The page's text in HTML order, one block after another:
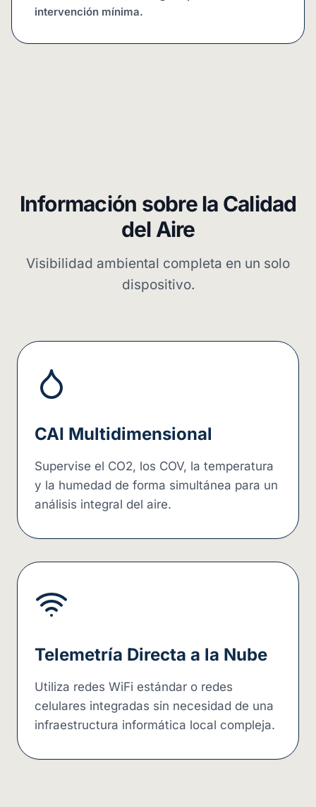
intervención mínima.
Información sobre la Calidad
del Aire
Visibilidad ambiental completa en un solo
dispositivo.
CAI Multidimensional
Supervise el CO2, los COV, la temperatura
y la humedad de forma simultánea para un
análisis integral del aire.
Telemetría Directa a la Nube
Utiliza redes WiFi estándar o redes
celulares integradas sin necesidad de una
infraestructura informática local compleja.